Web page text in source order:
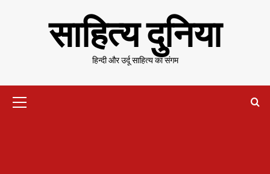
साहित्य दुनिया
हिन्दी और उर्दू साहित्य का संगम
Menu